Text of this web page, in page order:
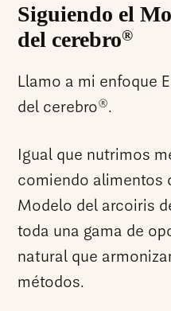
Siguiendo el
del cerebro®
Llamo a mi enfoque
del cerebro®.
Igual que nutrimos
comiendo alimentos
Modelo del arcoiris
toda una gama de
natural que
métodos.